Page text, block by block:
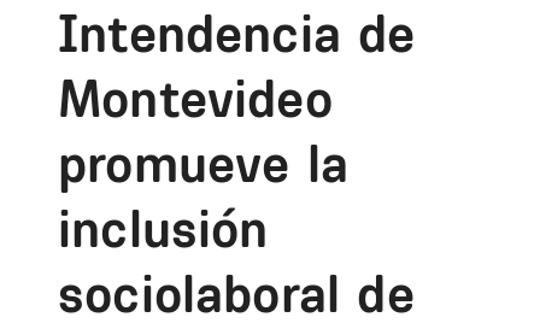
Intendencia de
Montevideo
promueve la
inclusión
sociolaboral de